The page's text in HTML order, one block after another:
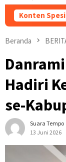
Konten
Beranda
Hadiri
se-
Suara Tempo
13 Juni 2026